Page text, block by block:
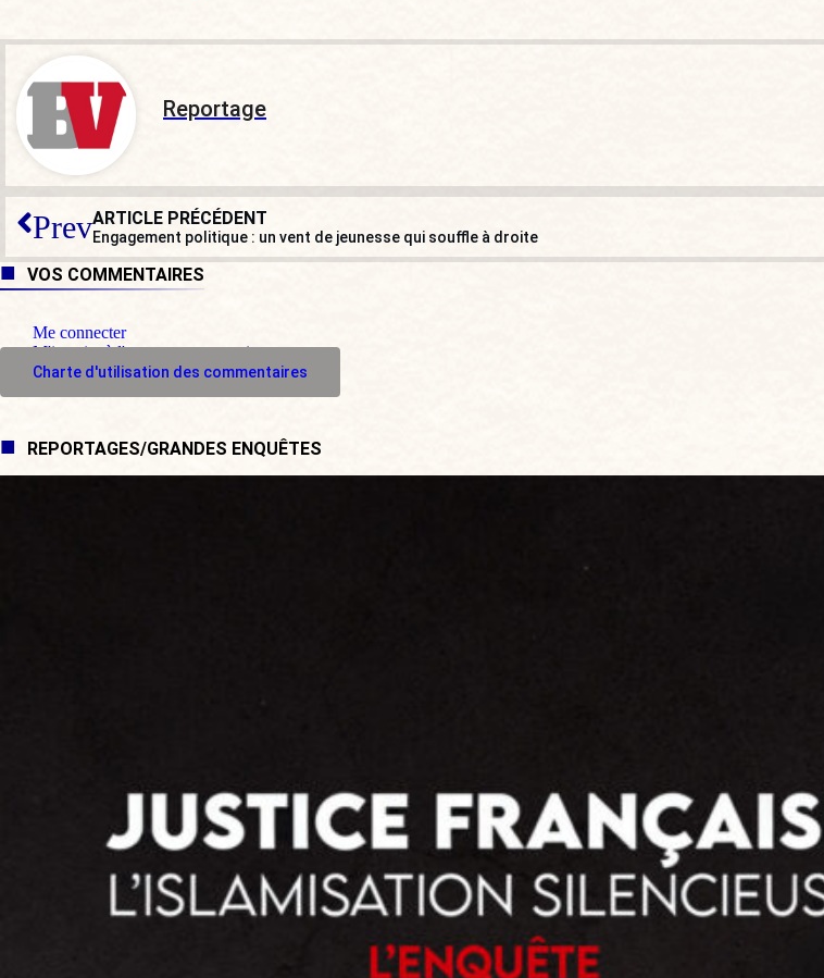
Reportage
PrevARTICLE PRÉCÉDENT
Engagement politique : un vent de jeunesse qui souffle à droite
VOS COMMENTAIRES
Me connecter
M'inscrire à l'espace commentaire
Charte d'utilisation des commentaires
REPORTAGES/GRANDES ENQUÊTES